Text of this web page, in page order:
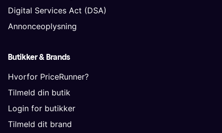
Digital Services Act (DSA)
Annonceoplysning
Butikker & Brands
Hvorfor PriceRunner?
Tilmeld din butik
Login for butikker
Tilmeld dit brand